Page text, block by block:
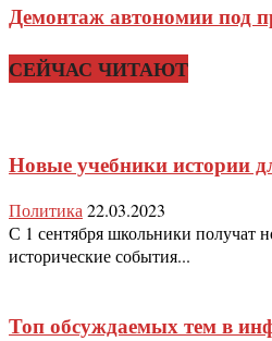
Демонтаж автономии под
СЕЙЧАС ЧИТАЮТ
Новые учебники истории
Политика22.03.2023
С 1 сентября школьники получат
исторические события...
Топ обсуждаемых тем в